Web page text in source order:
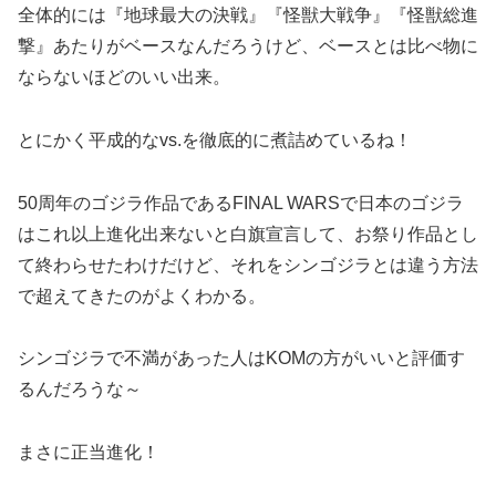
全体的には『地球最大の決戦』『怪獣大戦争』『怪獣総進
撃』あたりがベースなんだろうけど、ベースとは比べ物に
ならないほどのいい出来。
とにかく平成的なvs.を徹底的に煮詰めているね！
50周年のゴジラ作品であるFINAL WARSで日本のゴジラ
はこれ以上進化出来ないと白旗宣言して、お祭り作品とし
て終わらせたわけだけど、それをシンゴジラとは違う方法
で超えてきたのがよくわかる。
シンゴジラで不満があった人はKOMの方がいいと評価す
るんだろうな～
まさに正当進化！